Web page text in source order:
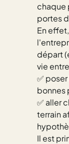
chaque
portes
En
départ
vie
✅
bonnes
✅ aller
terrain
Il est